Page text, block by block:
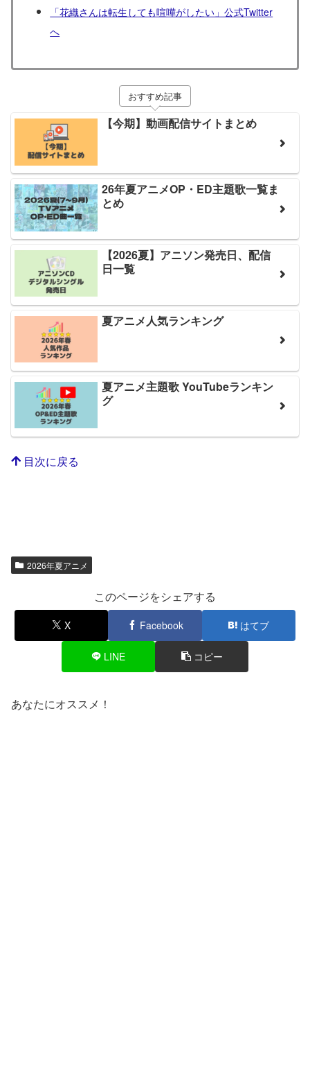
「花織さんは転生しても喧嘩がしたい」公式Twitter
へ
おすすめ記事
【今期】動画配信サイトまとめ
26年夏アニメOP・ED主題歌一覧ま
とめ
【2026夏】アニソン発売日、配信
日一覧
夏アニメ人気ランキング
夏アニメ主題歌 YouTubeランキン
グ
目次に戻る
2026年夏アニメ
このページをシェアする
X Facebook はてブ
LINE コピー
あなたにオススメ！